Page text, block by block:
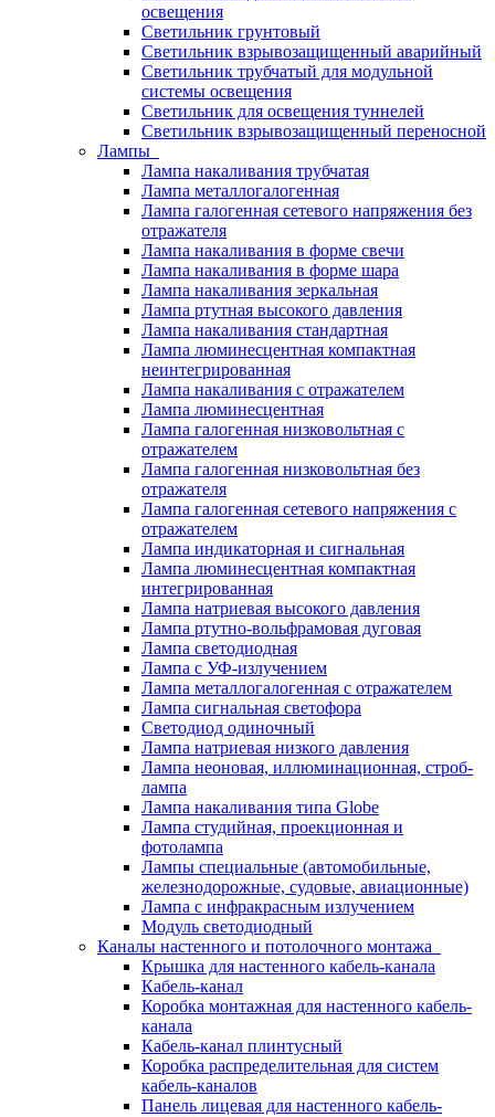
освещения
Светильник грунтовый
Светильник взрывозащищенный аварийный
Светильник трубчатый для модульной
системы освещения
Светильник для освещения туннелей
Светильник взрывозащищенный переносной
Лампы
Лампа накаливания трубчатая
Лампа металлогалогенная
Лампа галогенная сетевого напряжения без
отражателя
Лампа накаливания в форме свечи
Лампа накаливания в форме шара
Лампа накаливания зеркальная
Лампа ртутная высокого давления
Лампа накаливания стандартная
Лампа люминесцентная компактная
неинтегрированная
Лампа накаливания с отражателем
Лампа люминесцентная
Лампа галогенная низковольтная с
отражателем
Лампа галогенная низковольтная без
отражателя
Лампа галогенная сетевого напряжения с
отражателем
Лампа индикаторная и сигнальная
Лампа люминесцентная компактная
интегрированная
Лампа натриевая высокого давления
Лампа ртутно-вольфрамовая дуговая
Лампа светодиодная
Лампа с УФ-излучением
Лампа металлогалогенная с отражателем
Лампа сигнальная светофора
Светодиод одиночный
Лампа натриевая низкого давления
Лампа неоновая, иллюминационная, строб-
лампа
Лампа накаливания типа Globe
Лампа студийная, проекционная и
фотолампа
Лампы специальные (автомобильные,
железнодорожные, судовые, авиационные)
Лампа с инфракрасным излучением
Модуль светодиодный
Каналы настенного и потолочного монтажа
Крышка для настенного кабель-канала
Кабель-канал
Коробка монтажная для настенного кабель-
канала
Кабель-канал плинтусный
Коробка распределительная для систем
кабель-каналов
Панель лицевая для настенного кабель-